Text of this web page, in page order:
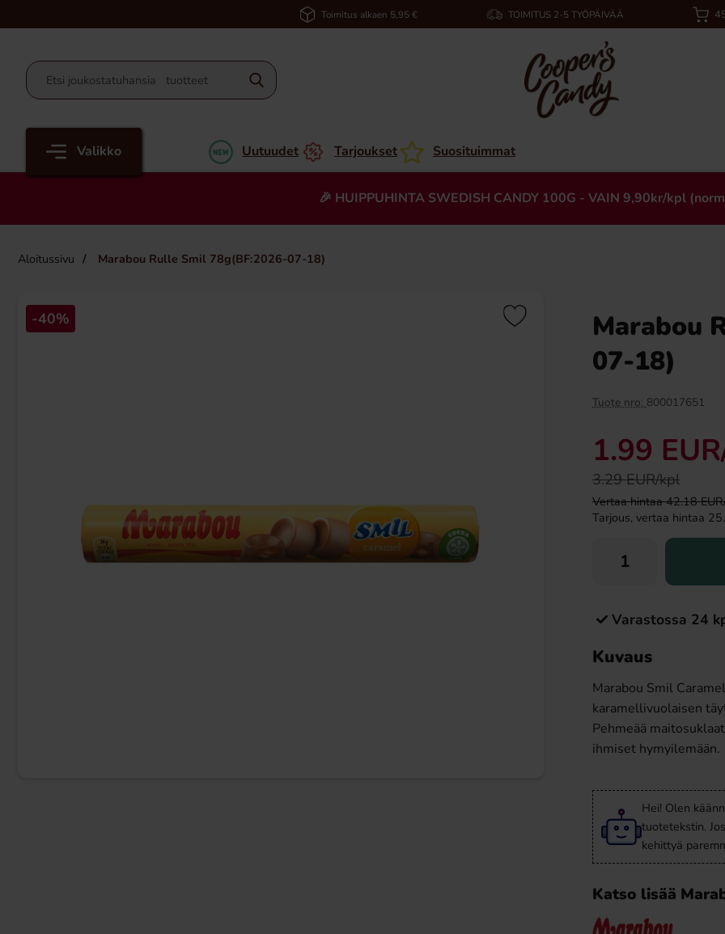
Toimitus alkaen 5,95 € TOIMITUS 2-5 TYÖPÄIVÄÄ
Valikko Uutuudet Tarjoukset Suosituimmat
🎉 HUIPPUHINTA SWEDISH CANDY 100G - VAIN 9,90kr/kpl
Aloitussivu Marabou Rulle Smil 78g(BF:2026-07-18)
Ronny & Ragge Buttcracker Chips Korv
Butterfinger suklaa 53,8g Ramlösa Kirsikka 33cl
-40%
Marabou
07-18)
Tuote nro: 800017651
1.99 EUR
3.29 EUR/kpl
Vertaa hintaa 42.18
Tarjous, vertaa hintaa
Varastossa 24
Kuvaus
Marabou Smil
karamellivuolaisen
Pehmeää
ihmiset hymyilemään.
Hei! Olen
tuotetekstin.
kehittyä
Katso lisää